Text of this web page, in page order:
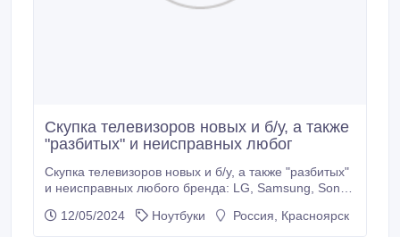
Скупка телевизоров новых и б/у, а также
"разбитых" и неисправных любог
Скупка телевизоров новых и б/у, а также "разбитых"
и неисправных любого бренда: LG, Samsung, Sony,
Выкуп компьютеров, ноутбуков Красноярске,
12/05/2024 Ноутбуки Россия, Красноярск